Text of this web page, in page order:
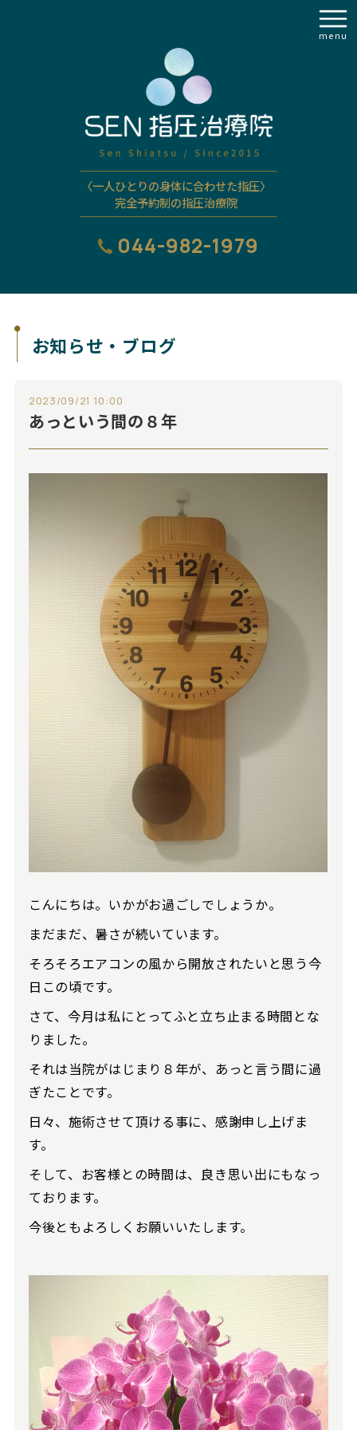
menu
〈一人ひとりの身体に合わせた指圧〉
完全予約制の指圧治療院
044-982-1979
お知らせ・ブログ
2023/09/21 10:00
あっという間の８年
こんにちは。いかがお過ごしでしょうか。
まだまだ、暑さが続いています。
そろそろエアコンの風から開放されたいと思う今
日この頃です。
さて、今月は私にとってふと立ち止まる時間とな
りました。
それは当院がはじまり８年が、あっと言う間に過
ぎたことです。
日々、施術させて頂ける事に、感謝申し上げま
す。
そして、お客様との時間は、良き思い出にもなっ
ております。
今後ともよろしくお願いいたします。